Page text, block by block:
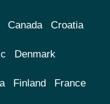
Canada Croatia
Denmark
Finland France